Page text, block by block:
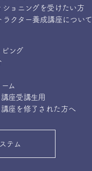
ショニングを受けたい方
ラクター養成講座について
ング
ム
座受講生用
座を修了された方へ
テム